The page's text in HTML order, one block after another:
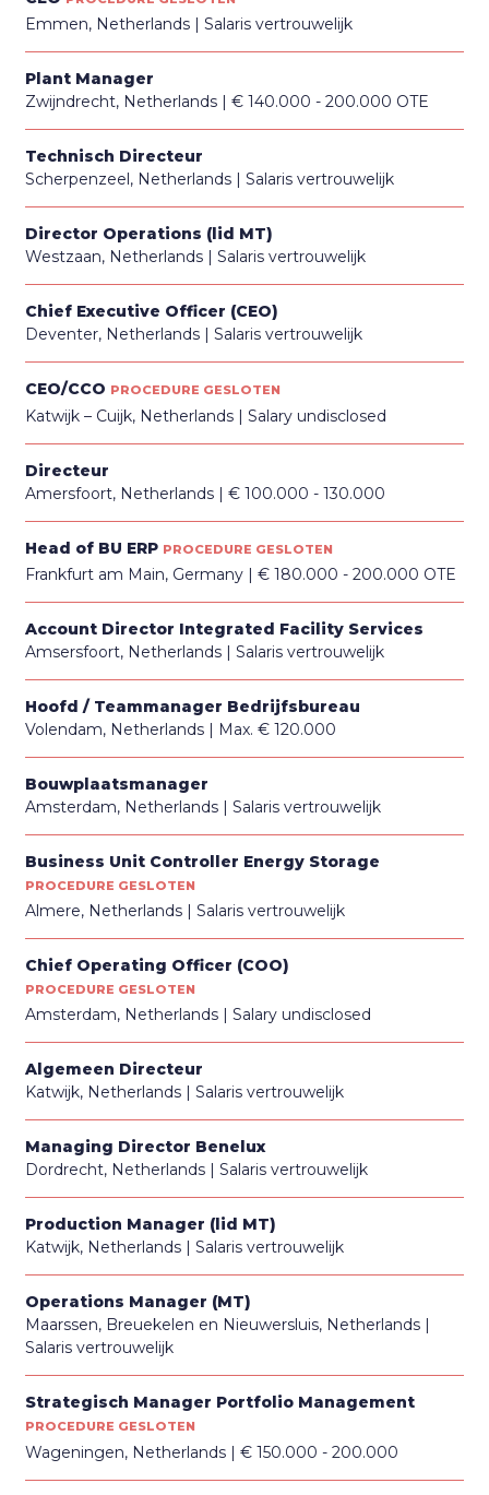
Emmen, Netherlands Salaris vertrouwelijk
Plant Manager
Zwijndrecht, Netherlands
€ 140.000 - 200.000 OTE
Technisch Directeur
Scherpenzeel, Netherlands
Salaris vertrouwelijk
Director Operations (lid MT)
Westzaan, Netherlands
Salaris vertrouwelijk
Chief Executive Officer (CEO)
Deventer, Netherlands
Salaris vertrouwelijk
CEO/CCO PROCEDURE GESLOTEN
Katwijk – Cuijk, Netherlands Salary undisclosed
Directeur
Amersfoort, Netherlands
€ 100.000 - 130.000
Head of BU ERP PROCEDURE GESLOTEN
Frankfurt am Main, Germany € 180.000 - 200.000 OTE
Account Director Integrated Facility Services
Amsersfoort, Netherlands
Salaris vertrouwelijk
Hoofd / Teammanager Bedrijfsbureau
Volendam, Netherlands
Max. € 120.000
Bouwplaatsmanager
Amsterdam, Netherlands
Salaris vertrouwelijk
Business Unit Controller Energy Storage
PROCEDURE GESLOTEN
Almere, Netherlands Salaris vertrouwelijk
Chief Operating Officer (COO)
PROCEDURE GESLOTEN
Amsterdam, Netherlands Salary undisclosed
Algemeen Directeur
Katwijk, Netherlands
Salaris vertrouwelijk
Managing Director Benelux
Dordrecht, Netherlands
Salaris vertrouwelijk
Production Manager (lid MT)
Katwijk, Netherlands
Salaris vertrouwelijk
Operations Manager (MT)
Maarssen, Breuekelen en Nieuwersluis, Netherlands
Salaris vertrouwelijk
Strategisch Manager Portfolio Management
PROCEDURE GESLOTEN
Wageningen, Netherlands € 150.000 - 200.000